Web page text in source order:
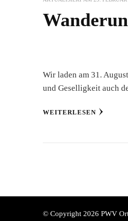
Wir laden am 31.
und Geselligkeit auch
WEITERLESEN
© Copyright 2026 PWV